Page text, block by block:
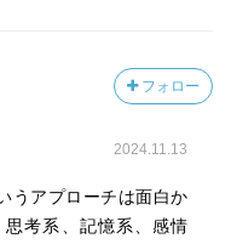
フォロー
2024.11.13
うアプローチは面白か
考系、記憶系、感情